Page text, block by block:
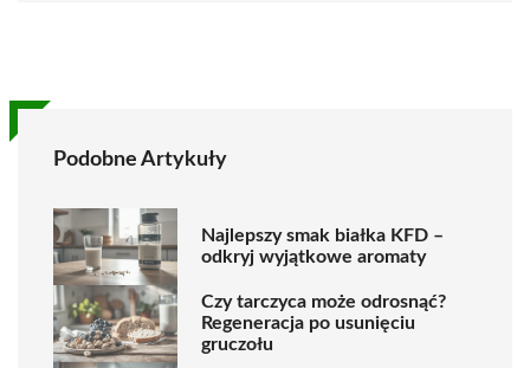
Podobne Artykuły
Najlepszy smak białka KFD –
odkryj wyjątkowe aromaty
Czy tarczyca może odrosnąć?
Regeneracja po usunięciu
gruczołu